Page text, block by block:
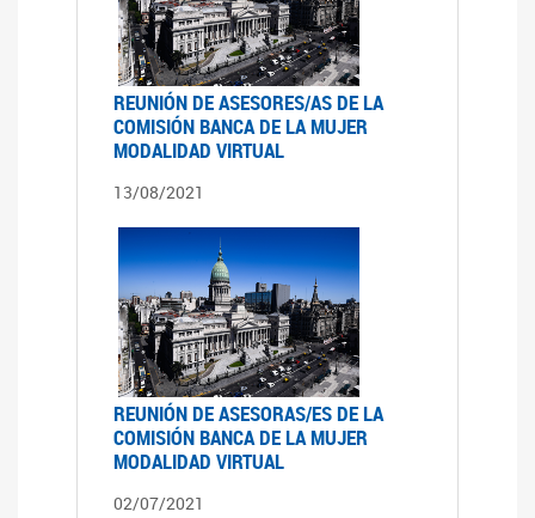
REUNIÓN DE ASESORES/AS DE LA
COMISIÓN BANCA DE LA MUJER
MODALIDAD VIRTUAL
13/08/2021
REUNIÓN DE ASESORAS/ES DE LA
COMISIÓN BANCA DE LA MUJER
MODALIDAD VIRTUAL
02/07/2021